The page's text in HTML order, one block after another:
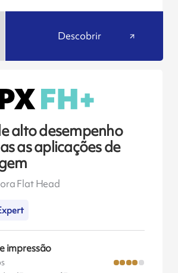
Descobrir
alto desempenho
as aplicações de
Flat Head
impressão